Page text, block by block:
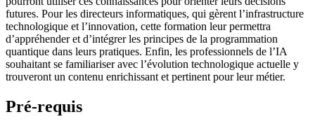
futures. Pour les directeurs informatiques, qui gèrent l’infrastructure
technologique et l’innovation, cette formation leur permettra
d’appréhender et d’intégrer les principes de la programmation
quantique dans leurs pratiques. Enfin, les professionnels de l’IA
souhaitant se familiariser avec l’évolution technologique actuelle y
trouveront un contenu enrichissant et pertinent pour leur métier.
Pré-requis